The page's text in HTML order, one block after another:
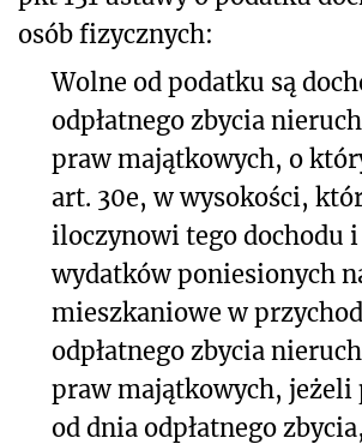
osób fizycznych:
Wolne od podatku są
odpłatnego zbycia
praw majątkowych, o
art. 30e, w wysokości,
iloczynowi tego dochodu i
wydatków poniesionych
mieszkaniowe w
odpłatnego zbycia
praw majątkowych, jeżeli
od dnia odpłatnego